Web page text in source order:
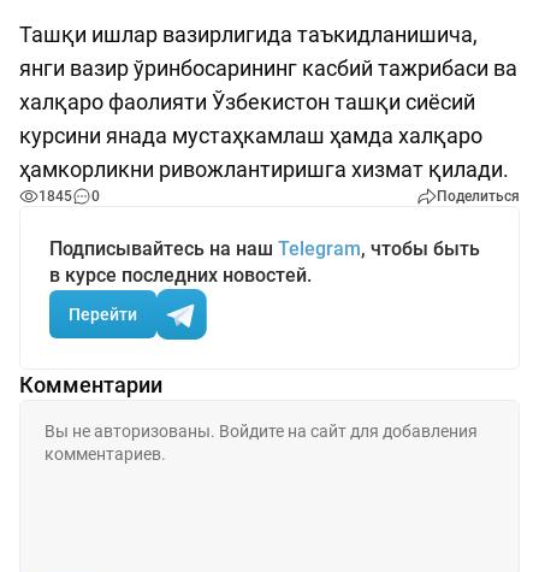
Ташқи ишлар вазирлигида таъкидланишича,
янги вазир ўринбосарининг касбий тажрибаси ва
халқаро фаолияти Ўзбекистон ташқи сиёсий
курсини янада мустаҳкамлаш ҳамда халқаро
ҳамкорликни ривожлантиришга хизмат қилади.
1845 0 Поделиться
Подписывайтесь на наш Telegram, чтобы быть
в курсе последних новостей.
Перейти
Комментарии